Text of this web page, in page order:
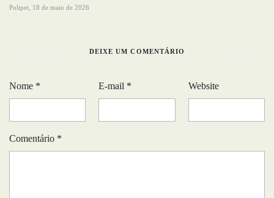
Polipet, 18 de maio de 2026
DEIXE UM COMENTÁRIO
Nome * E-mail * Website
Comentário *